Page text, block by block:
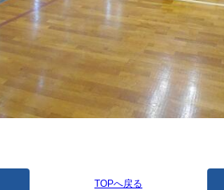
TOPへ戻る